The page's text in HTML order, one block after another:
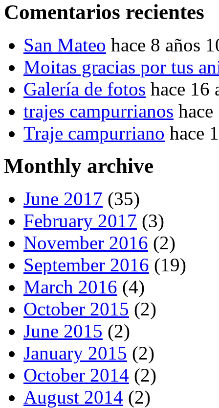
Comentarios recientes
San Mateo hace 8 años
Moitas gracias por tus
Galería de fotos hace 16
trajes campurrianos
Traje campurriano hace
Monthly archive
June 2017 (35)
February 2017 (3)
November 2016 (2)
September 2016 (19)
March 2016 (4)
October 2015 (2)
June 2015 (2)
January 2015 (2)
October 2014 (2)
August 2014 (2)